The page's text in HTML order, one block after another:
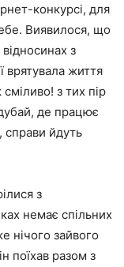
конкурсі, для
Виявилося, що
з
врятувала життя
з тих пір
де працює
йдуть
з
немає спільних
нічого зайвого
поїхав разом з